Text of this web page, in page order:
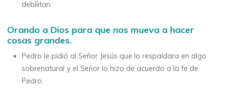
debilitan.
Orando a Dios para que nos mueva a hacer
cosas grandes.
Pedro le pidió al Señor Jesús que lo respaldara en algo
sobrenatural y el Señor lo hizo de acuerdo a la fe de
Pedro.